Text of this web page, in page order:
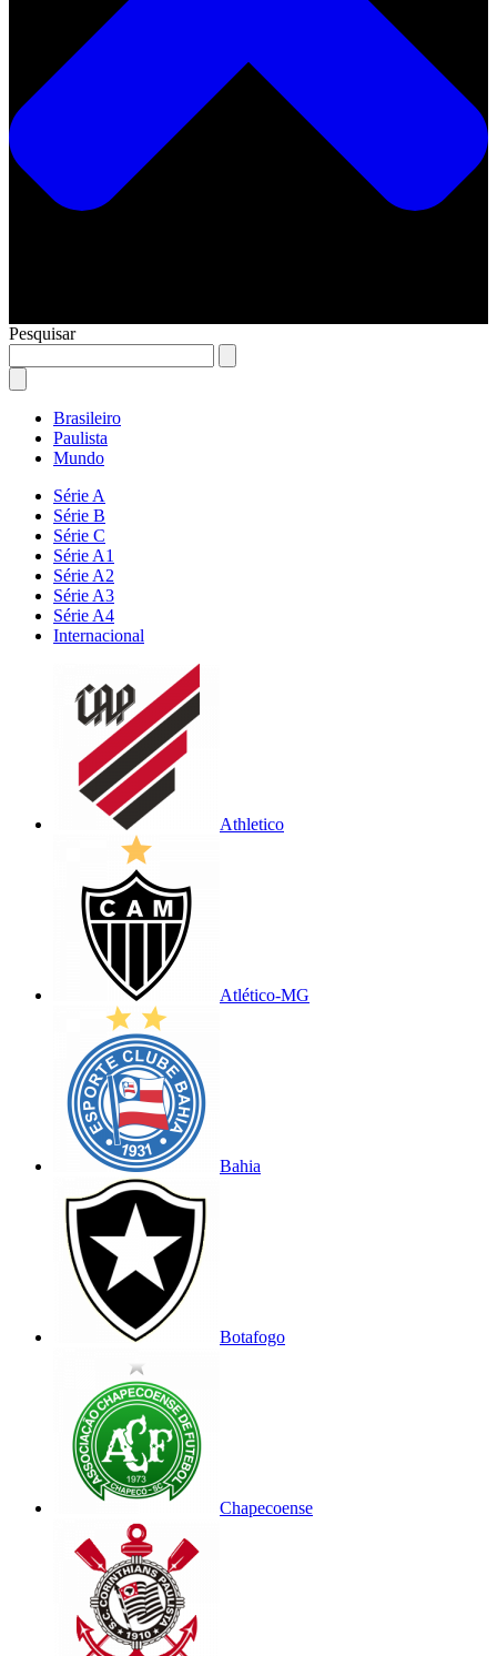
Pesquisar
Brasileiro
Paulista
Mundo
Série A
Série B
Série C
Série A1
Série A2
Série A3
Série A4
Internacional
Athletico
Atlético-MG
Bahia
Botafogo
Chapecoense